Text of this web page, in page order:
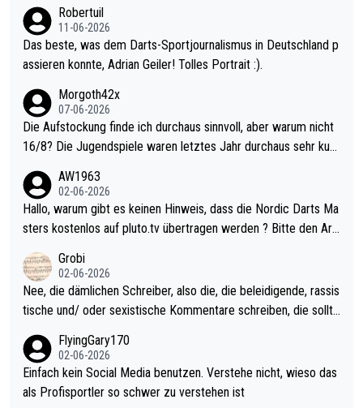
Robertuil
11-06-2026
Das beste, was dem Darts-Sportjournalismus in Deutschland p
assieren konnte, Adrian Geiler! Tolles Portrait :).
Morgoth42x
07-06-2026
Die Aufstockung finde ich durchaus sinnvoll, aber warum nicht
16/8? Die Jugendspiele waren letztes Jahr durchaus sehr kurz
Allerdings ist Mitchell Lawrie als Nummer 1 der Welt eh qualifi
ziert. Somit ändert die automatische Qualifikation des Weltmei
sters erstmal nichts. Ich denke sie wollen damit für nächstes J
ohl wenig WDF Turniere spielen. Dies war bei Archie Self letzt
es Jahr der Fall. Er musste als amtierender Weltmeister durch
den Qualifier und ich glaube kaum, dass Mitchel sich das (in Ve
gas) antun würde, wenn er doch eigentlich die PDC-WM als Zi
el hat.
AW1963
02-06-2026
Hallo, warum gibt es keinen Hinweis, dass die Nordic Darts Ma
sters kostenlos auf pluto.tv übertragen werden ? Bitte den Arti
Grobi
02-06-2026
Nee, die dämlichen Schreiber, also die, die beleidigende, rassis
tische und/ oder sexistische Kommentare schreiben, die sollte
s Leben in den Griff kriegen. Nur eins wundert mich: Luke Little
r war doch neulich erst derjenige, der über Social Media GvV p
rovoziert hat. Und Littlers Mutter schießt öfters mal gegen Ric
FlyingGary170
02-06-2026
Einfach kein Social Media benutzen. Verstehe nicht, wieso das
als Profisportler so schwer zu verstehen ist